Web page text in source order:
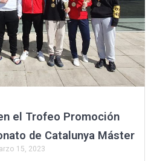
el Trofeo Promoción
de Catalunya Máster
15, 2023